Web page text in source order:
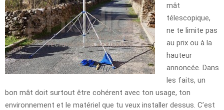
mât
télescopique,
ne te limite pas
au prix ou à la
hauteur
annoncée. Dans
les faits, un
bon mât doit surtout être cohérent avec ton usage, ton
environnement et le matériel que tu veux installer dessus. C’est